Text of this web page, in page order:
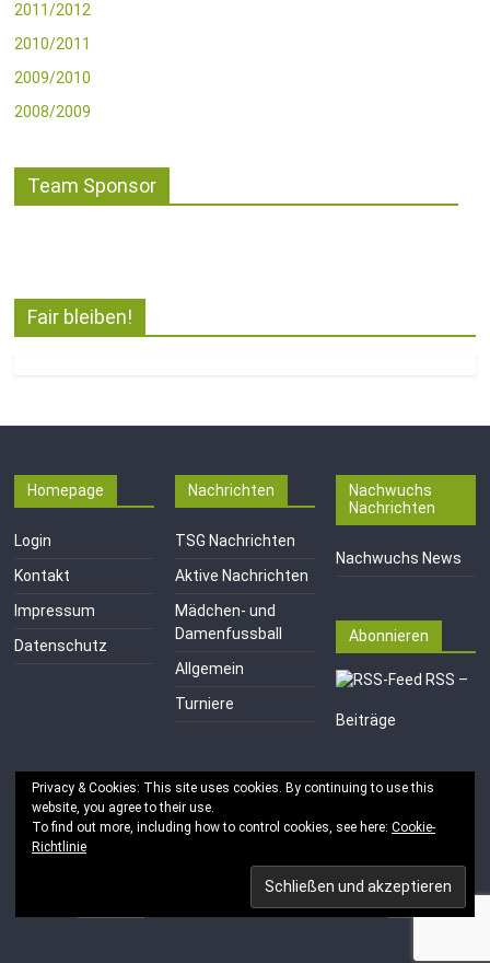
2011/2012
2010/2011
2009/2010
2008/2009
Team Sponsor
Fair bleiben!
Homepage
Login
Kontakt
Impressum
Datenschutz
Nachrichten
TSG Nachrichten
Aktive Nachrichten
Mädchen- und
Damenfussball
Allgemein
Turniere
Nachwuchs
Nachrichten
Nachwuchs News
Abonnieren
RSS –
Beiträge
Privacy & Cookies: This site uses cookies. By continuing to use this
website, you agree to their use.
To find out more, including how to control cookies, see here: Cookie-
Richtlinie
Copyright © 2026
vorbehalten.
von ThemeGrill. Bereitgestellt vonWordPress